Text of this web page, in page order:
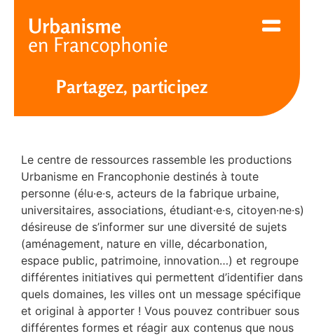
Partagez, participez
Le centre de ressources rassemble les productions
Urbanisme en Francophonie destinés à toute
personne (élu·e·s, acteurs de la fabrique urbaine,
universitaires, associations, étudiant·e·s, citoyen·ne·s)
désireuse de s’informer sur une diversité de sujets
(aménagement, nature en ville, décarbonation,
espace public, patrimoine, innovation…) et regroupe
différentes initiatives qui permettent d’identifier dans
quels domaines, les villes ont un message spécifique
et original à apporter ! Vous pouvez contribuer sous
différentes formes et réagir aux contenus que nous